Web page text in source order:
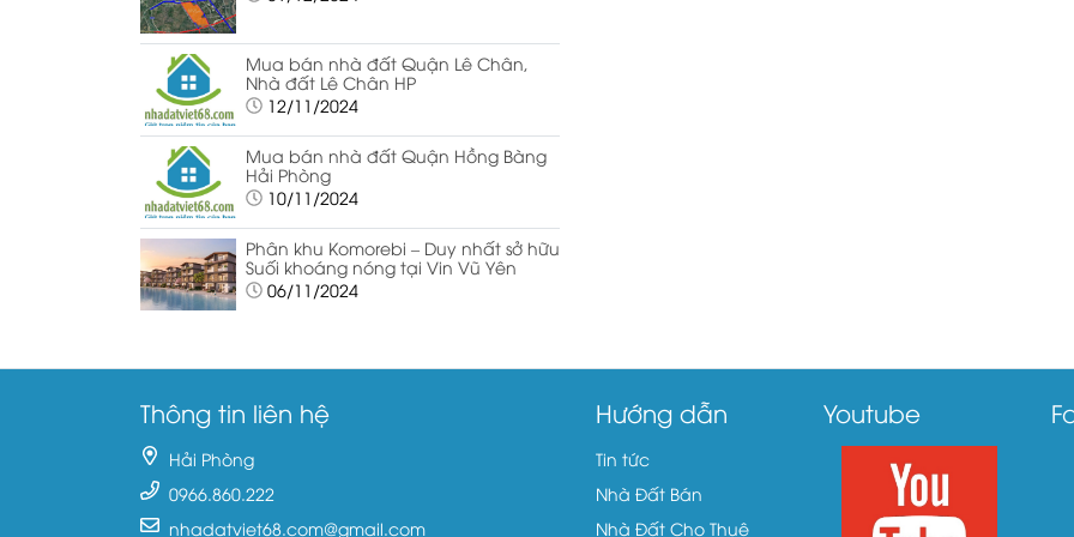
Mua bán nhà đất Quận Lê Chân,
Nhà đất Lê Chân HP
12/11/2024
Mua bán nhà đất Quận Hồng Bàng
Hải Phòng
10/11/2024
Phân khu Komorebi – Duy nhất sở hữu
Suối khoáng nóng tại Vin Vũ Yên
06/11/2024
Thông tin liên hệ
Hải Phòng
0966.860.222
nhadatviet68.com@gmail.com
Hướng dẫn
Tin tức
Nhà Đất Bán
Nhà Đất Cho Thuê
Youtube